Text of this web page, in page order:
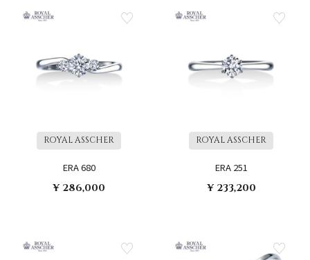
ROYAL ASSCHER
ERA 680
¥ 286,000
ROYAL ASSCHER
ERA 251
¥ 233,200